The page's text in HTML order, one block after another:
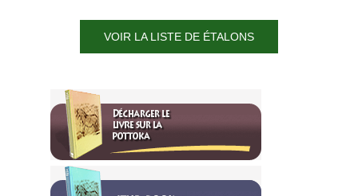
VOIR LA LISTE DE ÉTALONS